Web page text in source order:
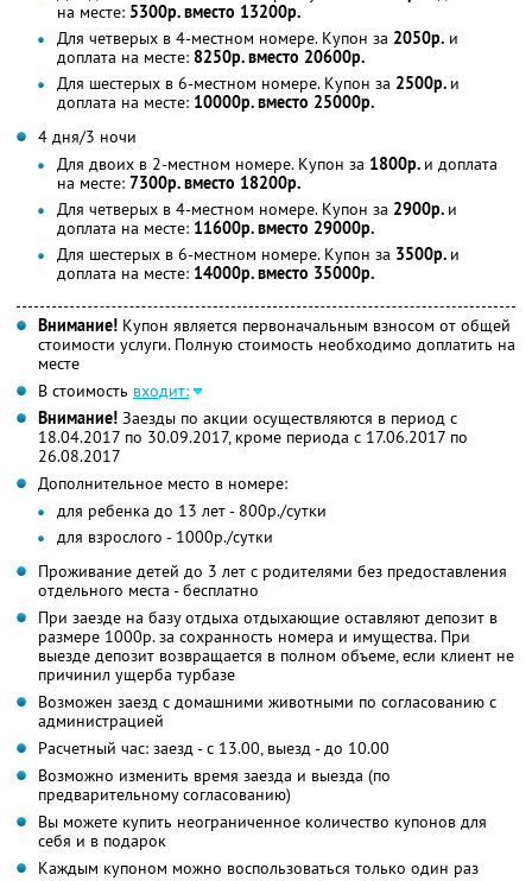
на месте: 5300р. вместо 13200р.
Для четверых в 4-местном номере. Купон за 2050р. и
доплата на месте: 8250р. вместо 20600р.
Для шестерых в 6-местном номере. Купон за 2500р. и
доплата на месте: 10000р. вместо 25000р.
4 дня/3 ночи
Для двоих в 2-местном номере. Купон за 1800р. и доплата
на месте: 7300р. вместо 18200р.
Для четверых в 4-местном номере. Купон за 2900р. и
доплата на месте: 11600р. вместо 29000р.
Для шестерых в 6-местном номере. Купон за 3500р. и
доплата на месте: 14000р. вместо 35000р.
Внимание! Купон является первоначальным взносом от общей
стоимости услуги. Полную стоимость необходимо доплатить на
месте
В стоимость входит:
Внимание! Заезды по акции осуществляются в период с
18.04.2017 по 30.09.2017, кроме периода с 17.06.2017 по
26.08.2017
Дополнительное место в номере:
для ребенка до 13 лет - 800р./сутки
для взрослого - 1000р./сутки
Проживание детей до 3 лет с родителями без предоставления
отдельного места - бесплатно
При заезде на базу отдыха отдыхающие оставляют депозит в
размере 1000р. за сохранность номера и имущества. При
выезде депозит возвращается в полном объеме, если клиент не
причинил ущерба турбазе
Возможен заезд с домашними животными по согласованию с
администрацией
Расчетный час: заезд - с 13.00, выезд - до 10.00
Возможно изменить время заезда и выезда (по
предварительному согласованию)
Вы можете купить неограниченное количество купонов для
себя и в подарок
Каждым купоном можно воспользоваться только один раз